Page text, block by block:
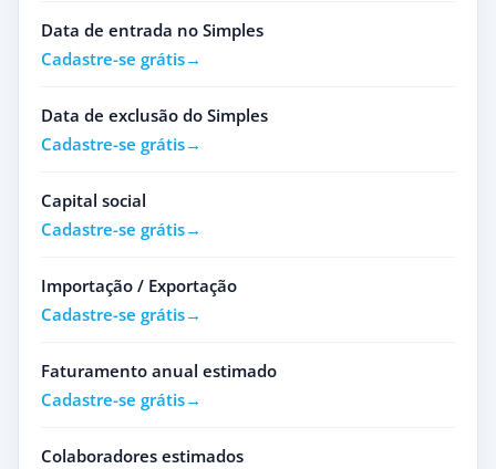
Data de entrada no Simples
Cadastre-se grátis
Data de exclusão do Simples
Cadastre-se grátis
Capital social
Cadastre-se grátis
Importação / Exportação
Cadastre-se grátis
Faturamento anual estimado
Cadastre-se grátis
Colaboradores estimados